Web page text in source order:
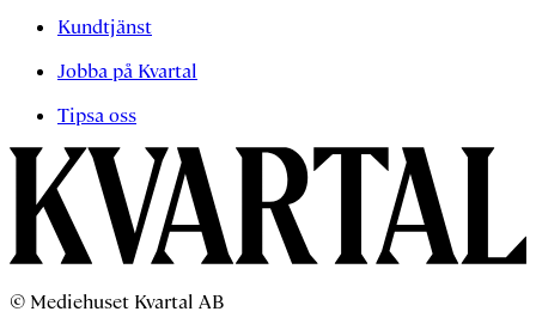
Kundtjänst
Jobba på Kvartal
Tipsa oss
© Mediehuset Kvartal AB